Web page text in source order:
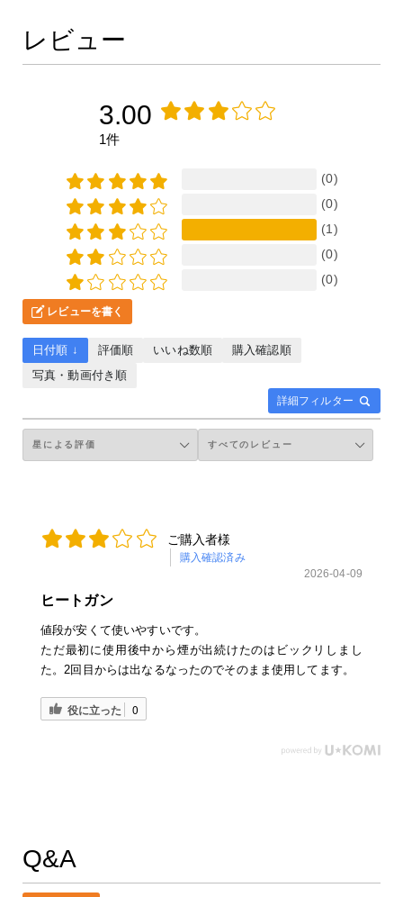
レビュー
3.00
1件
(0)
(0)
(1)
(0)
(0)
レビューを書く
詳細フィルター
日付順 ↓ 評価順 いいね数順
購入確認順
写真・動画付き順
ご購入者様
購入確認済み
2026-04-09
ヒートガン
値段が安くて使いやすいです。
ただ最初に使用後中から煙が出続けたのはビックリしまし
た。2回目からは出なるなったのでそのまま使用してます。
役に立った 0
Q&A